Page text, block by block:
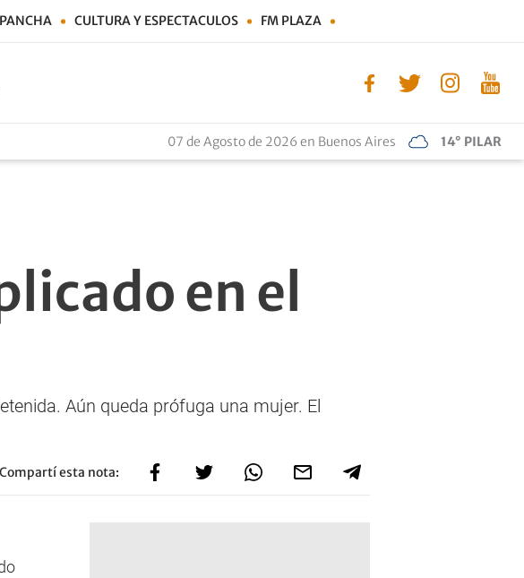
CULTURA Y ESPECTACULOS FM PLAZA
07 de Agosto de 2026 en Buenos Aires 14° PILAR
en el
Aún queda prófuga una mujer. El
Compartí esta nota: